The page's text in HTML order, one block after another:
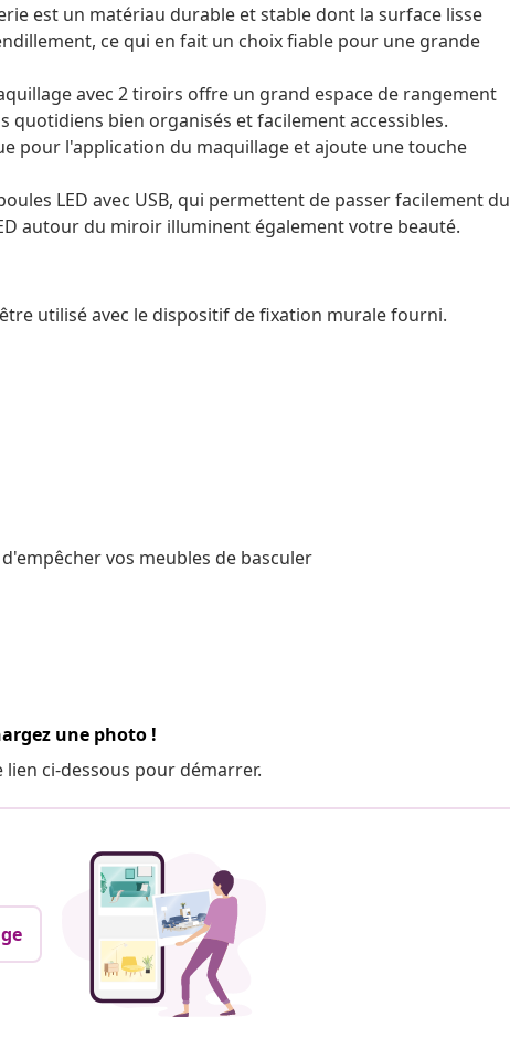
est un matériau durable et stable dont la surface lisse
ce qui en fait un choix fiable pour une grande
avec 2 tiroirs offre un grand espace de rangement
bien organisés et facilement accessibles.
pour l'application du maquillage et ajoute une touche
LED avec USB, qui permettent de passer facilement du
autour du miroir illuminent également votre beauté.
utilisé avec le dispositif de fixation murale fourni.
vos meubles de basculer
une photo !
ci-dessous pour démarrer.